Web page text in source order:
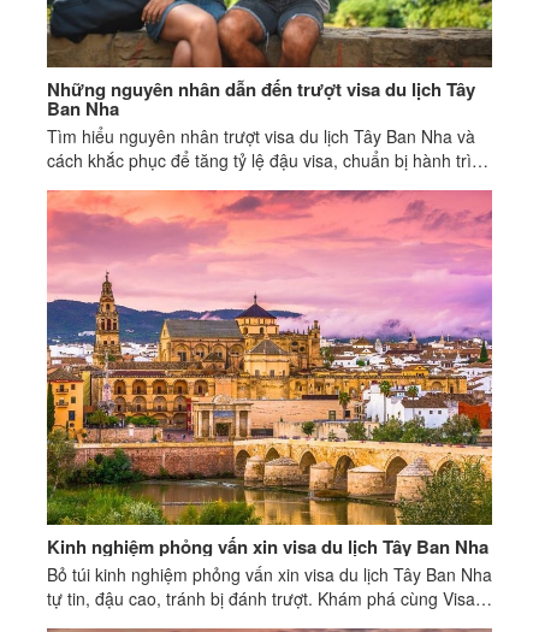
Những nguyên nhân dẫn đến trượt visa du lịch Tây
Ban Nha
Tìm hiểu nguyên nhân trượt visa du lịch Tây Ban Nha và
cách khắc phục để tăng tỷ lệ đậu visa, chuẩn bị hành trình
Kinh nghiệm phỏng vấn xin visa du lịch Tây Ban Nha
Bỏ túi kinh nghiệm phỏng vấn xin visa du lịch Tây Ban Nha
tự tin, đậu cao, tránh bị đánh trượt. Khám phá cùng Visa Á